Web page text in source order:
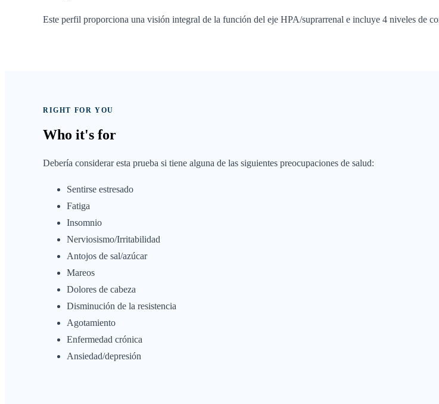
Este perfil proporciona una visión integral de la función del eje HPA/suprarrenal e incluye 4 niveles de
RIGHT FOR YOU
Who it's for
Debería considerar esta prueba si tiene alguna de las siguientes preocupaciones de salud:
Sentirse estresado
Fatiga
Insomnio
Nerviosismo/Irritabilidad
Antojos de sal/azúcar
Mareos
Dolores de cabeza
Disminución de la resistencia
Agotamiento
Enfermedad crónica
Ansiedad/depresión